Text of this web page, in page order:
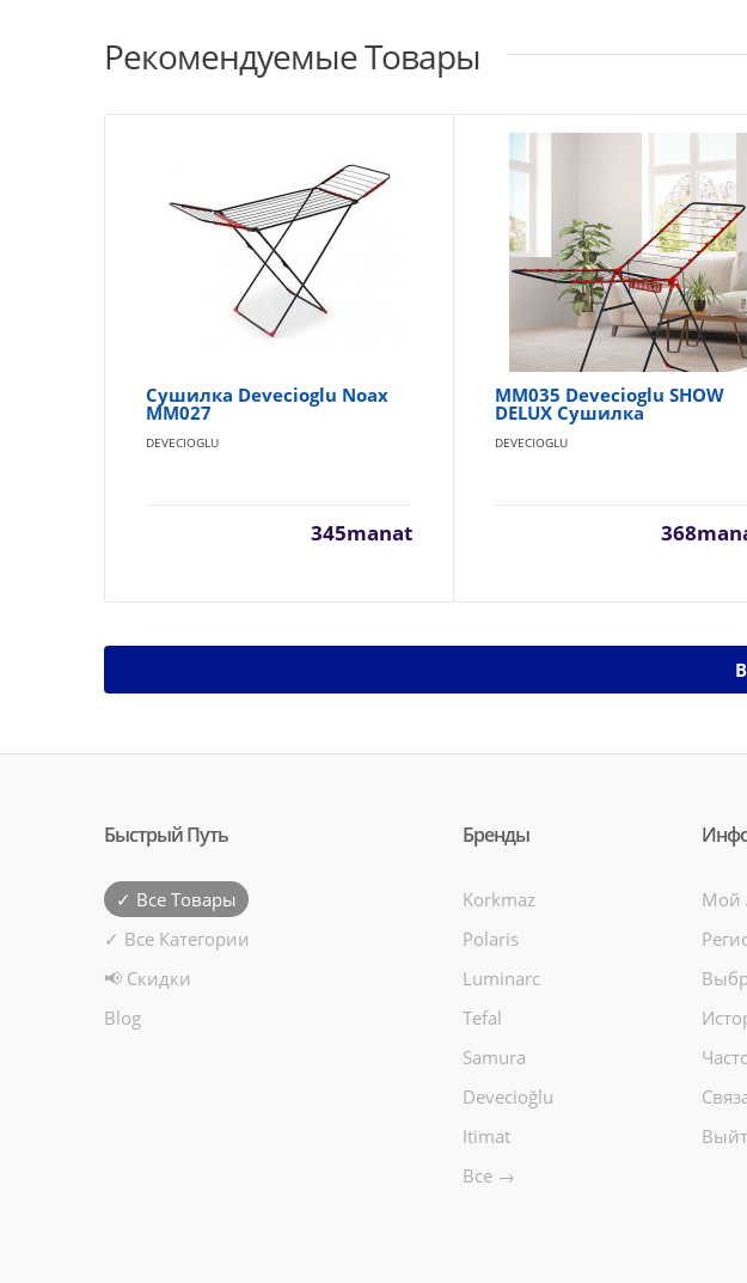
Рекомендуемые Товары
Сушилка Devecioglu Noax
MM027
DEVECIOGLU
345manat
MM035 Devecioglu SHOW
DELUX Сушилка
DEVECIOGLU
Быстрый Путь
✓ Все Товары
✓ Все Категории
📢 Скидки
Blog
Бренды
Korkmaz
Polaris
Luminarc
Tefal
Samura
Devecioğlu
Itimat
Все →
Мой